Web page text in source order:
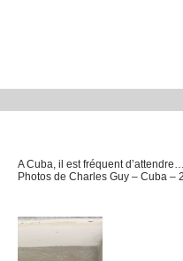
A Cuba, il est fréquent
Photos de Charles Guy – Cuba –